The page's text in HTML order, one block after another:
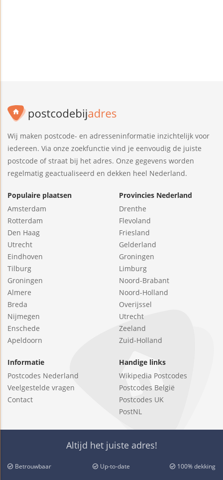
Wij maken postcode- en adresseninformatie inzichtelijk voor
iedereen. Via onze zoekfunctie vind je eenvoudig de juiste
postcode of straat bij het adres. Onze gegevens worden
regelmatig geactualiseerd en dekken heel Nederland.
Populaire plaatsen
Amsterdam
Rotterdam
Den Haag
Utrecht
Eindhoven
Tilburg
Groningen
Almere
Breda
Nijmegen
Enschede
Apeldoorn
Provincies Nederland
Drenthe
Flevoland
Friesland
Gelderland
Groningen
Limburg
Noord-Brabant
Noord-Holland
Overijssel
Utrecht
Zeeland
Zuid-Holland
Informatie
Postcodes Nederland
Veelgestelde vragen
Contact
Handige links
Wikipedia Postcodes
Postcodes België
Postcodes UK
PostNL
Altijd het juiste adres!
Betrouwbaar Up-to-date 100% dekking